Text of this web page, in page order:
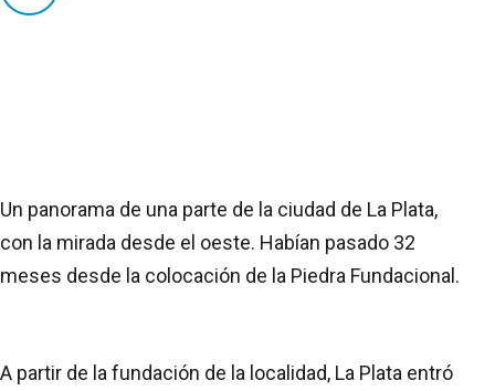
Un panorama de una parte de la ciudad de La Plata,
con la mirada desde el oeste. Habían pasado 32
meses desde la colocación de la Piedra Fundacional.
A partir de la fundación de la localidad, La Plata entró